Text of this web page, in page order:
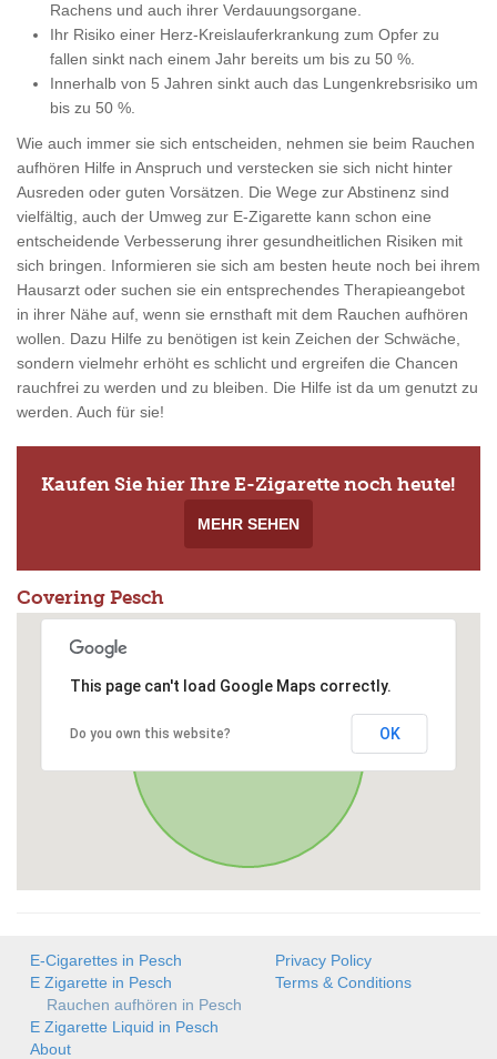
Rachens und auch ihrer Verdauungsorgane.
Ihr Risiko einer Herz-Kreislauferkrankung zum Opfer zu
fallen sinkt nach einem Jahr bereits um bis zu 50 %.
Innerhalb von 5 Jahren sinkt auch das Lungenkrebsrisiko um
bis zu 50 %.
Wie auch immer sie sich entscheiden, nehmen sie beim Rauchen
aufhören Hilfe in Anspruch und verstecken sie sich nicht hinter
Ausreden oder guten Vorsätzen. Die Wege zur Abstinenz sind
vielfältig, auch der Umweg zur E-Zigarette kann schon eine
entscheidende Verbesserung ihrer gesundheitlichen Risiken mit
sich bringen. Informieren sie sich am besten heute noch bei ihrem
Hausarzt oder suchen sie ein entsprechendes Therapieangebot
in ihrer Nähe auf, wenn sie ernsthaft mit dem Rauchen aufhören
wollen. Dazu Hilfe zu benötigen ist kein Zeichen der Schwäche,
sondern vielmehr erhöht es schlicht und ergreifen die Chancen
rauchfrei zu werden und zu bleiben. Die Hilfe ist da um genutzt zu
werden. Auch für sie!
Kaufen Sie hier Ihre E-Zigarette noch heute!
MEHR SEHEN
Covering Pesch
This page can't load Google Maps correctly.
Do you own this website? OK
E-Cigarettes in Pesch
E Zigarette in Pesch
Rauchen aufhören in Pesch
E Zigarette Liquid in Pesch
About
Privacy Policy
Terms & Conditions